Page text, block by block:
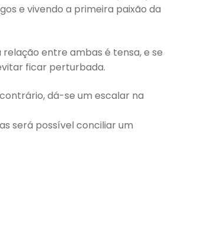
e vivendo a primeira paixão da
entre ambas é tensa, e se
ficar perturbada.
dá-se um escalar na
será possível conciliar um